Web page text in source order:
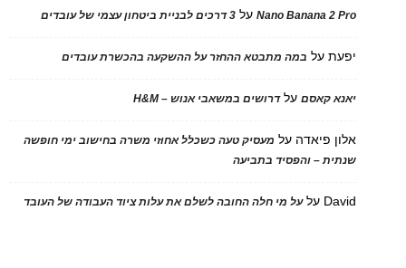
Nano Banana 2 Proעל 3 דרכים לבניית ביטחון עצמי של עובדים
יפעתעל במה מתבטא ההחזר על ההשקעה בהכשרת עובדים
יאנא קאסםעלדרושים במשאבי אנוש – H&M
אלון פיאדה על מעסיק טעה כשכלל אחוזי משרה בחישוב ימי חופשה
שנתית – והפסיד בתביעה
David עלעל מי חלה החובה לשלם את עלות ציוד העבודה של העובד